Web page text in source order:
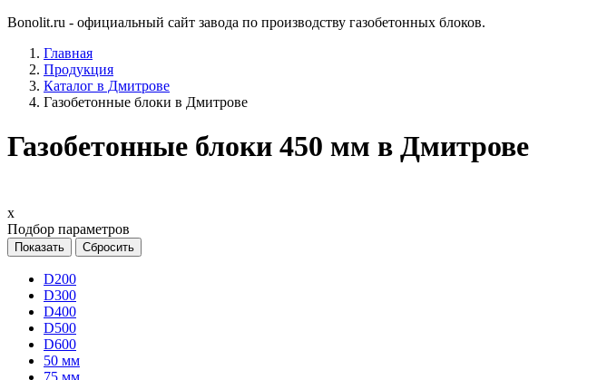
Bonolit.ru - официальный сайт завода по производству газобетонных блоков.
Главная
Продукция
Каталог в Дмитрове
Газобетонные блоки в Дмитрове
Газобетонные блоки 450 мм в Дмитрове
х
Подбор параметров
D200
D300
D400
D500
D600
50 мм
75 мм